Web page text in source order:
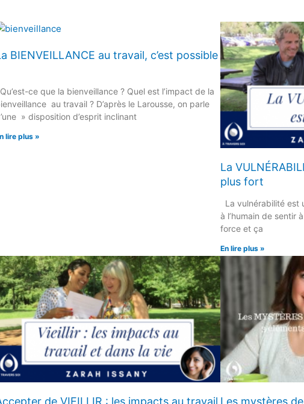
BIENVEILLANCE au travail, c’est possible
Qu’est-ce que la bienveillance ? Quel est l’impact de la
au travail ? D’après le Larousse, on parle
» disposition d’esprit inclinant
lire plus »
La
plus fort
La vulnérabilité est
à l’humain de sentir
force et ça
En lire plus »
de VIEILLIR : les impacts au travail Les mystères